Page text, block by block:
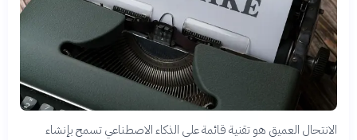
الانتحال العميق هو تقنية قائمة على الذكاء الاصطناعي تسمح بإنشاء